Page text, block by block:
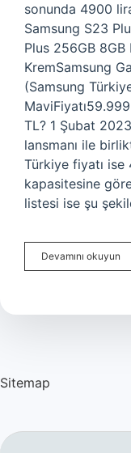
sonunda 4900
Samsung S23
Plus 256GB
KremSamsung
(Samsung
TL? 1 Şubat
lansmanı ile
Türkiye fiyatı ise
kapasitesine
listesi ise şu
Devamını okuyun
Sitemap